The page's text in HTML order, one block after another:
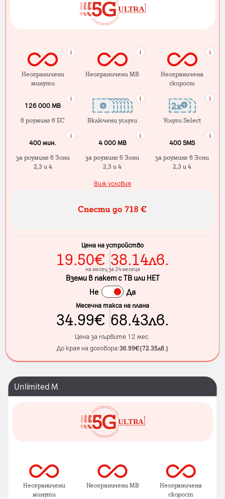
Неограничени
минути
Неограничени MB
Неограничена
скорост
126 000 MB
в роуминг в ЕС
Включени услуги Услуги Select
400 мин.
за роуминг в Зони
2,3 и 4
4 000 МB
за роуминг в Зони
2,3 и 4
400 SMS
за роуминг в Зони
2,3 и 4
Виж условия
Цена на устройство
19.50€ 38.14лв.
на месец за 24 месеца
Вземи в пакет с ТВ или НЕТ
Не
Да
Месечна такса на плана
34.99€ 68.43лв.
Цена за първите 12 мес.
До края на договора:36.99€(72.35лв. )
Unlimited M
Неограничени
минути
Неограничени MB Неограничена
скорост